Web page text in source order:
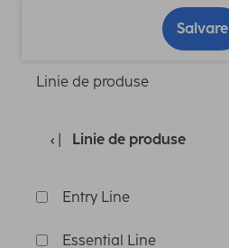
Salvare
Linie de produse
Linie de produse
Entry Line
Essential Line